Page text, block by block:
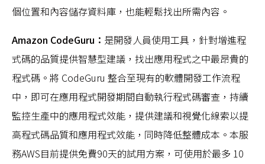
個位置和內容儲存資料庫，也能輕鬆找出所需內容。
Amazon CodeGuru： 是開發人員使用工具，針對增進程
式碼的品質提供智慧型建議，找出應用程式之中最昂貴的
程式碼。將 CodeGuru 整合至現有的軟體開發工作流程
中，即可在應用程式開發期間自動執行程式碼審查，持續
監控生產中的應用程式效能，提供建議和視覺化線索以提
高程式碼品質和應用程式效能，同時降低整體成本。本服
務AWS目前提供免費90天的試用方案，可使用於最多 10